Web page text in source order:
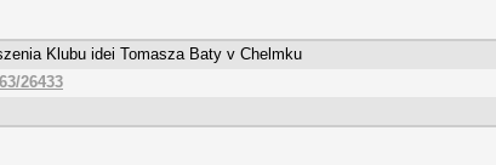
Klubu idei Tomasza Baty v Chelmku
26433